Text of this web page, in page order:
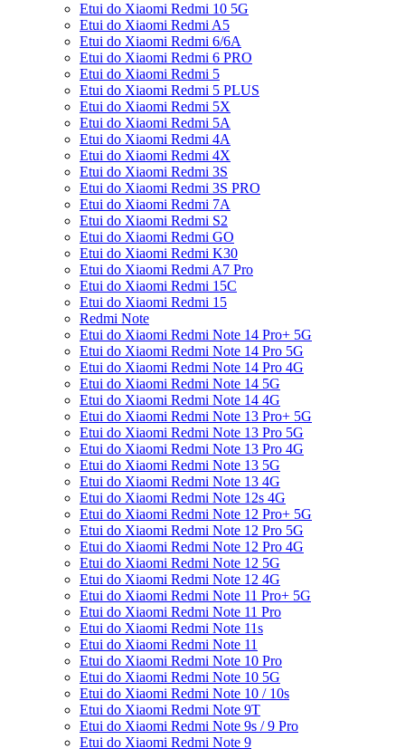
Etui do Xiaomi Redmi 10 5G
Etui do Xiaomi Redmi A5
Etui do Xiaomi Redmi 6/6A
Etui do Xiaomi Redmi 6 PRO
Etui do Xiaomi Redmi 5
Etui do Xiaomi Redmi 5 PLUS
Etui do Xiaomi Redmi 5X
Etui do Xiaomi Redmi 5A
Etui do Xiaomi Redmi 4A
Etui do Xiaomi Redmi 4X
Etui do Xiaomi Redmi 3S
Etui do Xiaomi Redmi 3S PRO
Etui do Xiaomi Redmi 7A
Etui do Xiaomi Redmi S2
Etui do Xiaomi Redmi GO
Etui do Xiaomi Redmi K30
Etui do Xiaomi Redmi A7 Pro
Etui do Xiaomi Redmi 15C
Etui do Xiaomi Redmi 15
Redmi Note
Etui do Xiaomi Redmi Note 14 Pro+ 5G
Etui do Xiaomi Redmi Note 14 Pro 5G
Etui do Xiaomi Redmi Note 14 Pro 4G
Etui do Xiaomi Redmi Note 14 5G
Etui do Xiaomi Redmi Note 14 4G
Etui do Xiaomi Redmi Note 13 Pro+ 5G
Etui do Xiaomi Redmi Note 13 Pro 5G
Etui do Xiaomi Redmi Note 13 Pro 4G
Etui do Xiaomi Redmi Note 13 5G
Etui do Xiaomi Redmi Note 13 4G
Etui do Xiaomi Redmi Note 12s 4G
Etui do Xiaomi Redmi Note 12 Pro+ 5G
Etui do Xiaomi Redmi Note 12 Pro 5G
Etui do Xiaomi Redmi Note 12 Pro 4G
Etui do Xiaomi Redmi Note 12 5G
Etui do Xiaomi Redmi Note 12 4G
Etui do Xiaomi Redmi Note 11 Pro+ 5G
Etui do Xiaomi Redmi Note 11 Pro
Etui do Xiaomi Redmi Note 11s
Etui do Xiaomi Redmi Note 11
Etui do Xiaomi Redmi Note 10 Pro
Etui do Xiaomi Redmi Note 10 5G
Etui do Xiaomi Redmi Note 10 / 10s
Etui do Xiaomi Redmi Note 9T
Etui do Xiaomi Redmi Note 9s / 9 Pro
Etui do Xiaomi Redmi Note 9